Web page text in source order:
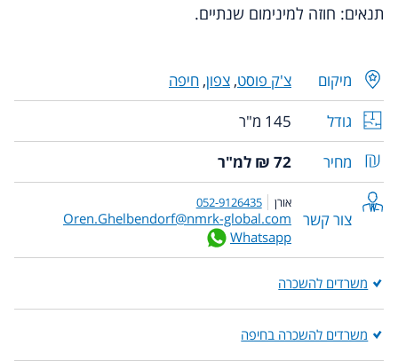
תנאים: חוזה למינימום שנתיים.
מיקום צ'ק פוסט, צפון, חיפה
גודל
145 מ"ר
מחיר
72 ₪ למ"ר
צור קשר
אורן 052-9126435
Oren.Ghelbendorf@nmrk-global.com
Whatsapp
משרדים להשכרה
משרדים להשכרה בחיפה